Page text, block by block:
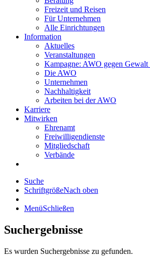
Freizeit und Reisen
Für Unternehmen
Alle Einrichtungen
Information
Aktuelles
Veranstaltungen
Kampagne: AWO gegen Gewalt
Die AWO
Unternehmen
Nachhaltigkeit
Arbeiten bei der AWO
Karriere
Mitwirken
Ehrenamt
Freiwilligendienste
Mitgliedschaft
Verbände
Suche
SchriftgrößeNach oben
MenüSchließen
Suchergebnisse
Es wurden Suchergebnisse zu gefunden.